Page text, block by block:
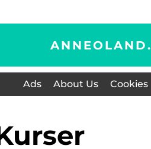
ANNEOLAND.
Ads About Us Cookies
Kurser